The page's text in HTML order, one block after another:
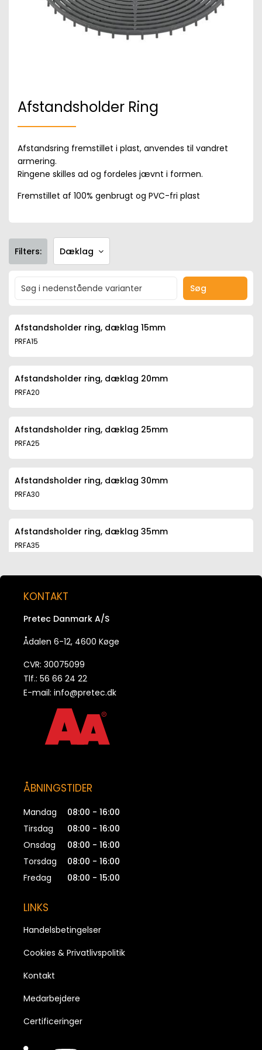
Afstandsholder Ring
Afstandsring fremstillet i plast, anvendes til vandret
armering.
Ringene skilles ad og fordeles jævnt i formen.
Fremstillet af 100% genbrugt og PVC-fri plast
Filters: Dæklag
Søg
Afstandsholder ring, dæklag 15mm
PRFA15
Afstandsholder ring, dæklag 20mm
PRFA20
Afstandsholder ring, dæklag 25mm
PRFA25
Afstandsholder ring, dæklag 30mm
PRFA30
Afstandsholder ring, dæklag 35mm
PRFA35
KONTAKT
Pretec Danmark A/S
Ådalen 6-12, 4600 Køge
CVR: 30075099
Tlf.: 56 66 24 22
E-mail: info@pretec.dk
ÅBNINGSTIDER
Mandag
08:00 - 16:00
Tirsdag
08:00 - 16:00
Onsdag
08:00 - 16:00
Torsdag
08:00 - 16:00
Fredag
08:00 - 15:00
LINKS
Handelsbetingelser
Cookies & Privatlivspolitik
Kontakt
Medarbejdere
Certificeringer